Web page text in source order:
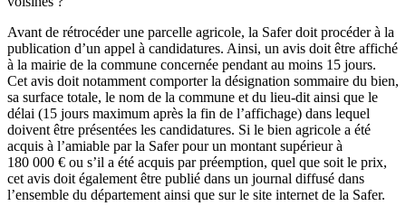
Avant de rétrocéder une parcelle agricole, la Safer doit procéder à la
publication d’un appel à candidatures. Ainsi, un avis doit être affiché
à la mairie de la commune concernée pendant au moins 15 jours.
Cet avis doit notamment comporter la désignation sommaire du bien,
sa surface totale, le nom de la commune et du lieu-dit ainsi que le
délai (15 jours maximum après la fin de l’affichage) dans lequel
doivent être présentées les candidatures. Si le bien agricole a été
acquis à l’amiable par la Safer pour un montant supérieur à
180 000 € ou s’il a été acquis par préemption, quel que soit le prix,
cet avis doit également être publié dans un journal diffusé dans
l’ensemble du département ainsi que sur le site internet de la Safer.